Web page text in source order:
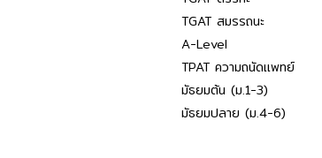
TGAT สมรรถนะ
A-Level
TPAT ความถนัดแพทย์
มัธยมต้น (ม.1-3)
มัธยมปลาย (ม.4-6)